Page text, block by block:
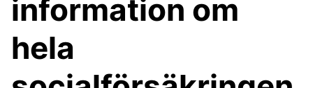
information om
hela